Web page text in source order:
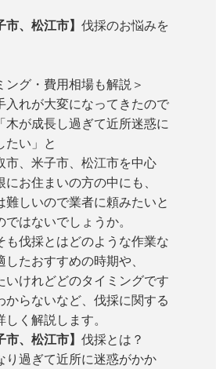
市、松江市】 伐採のお悩みを
ング・費用相場も解説＞
入れが大変になってきたので
木が成長し過ぎて近所迷惑に
たい」と
市、米子市、松江市を中心
お住まいの方の中にも、
難しいので業者に頼みたいと
はないでしょうか。
も伐採とはどのような作業な
たおすすめの時期や、
いけれどどのタイミングです
からないなど、伐採に関する
く解説します。
市、松江市】 伐採とは？
り過ぎて近所に迷惑がかか